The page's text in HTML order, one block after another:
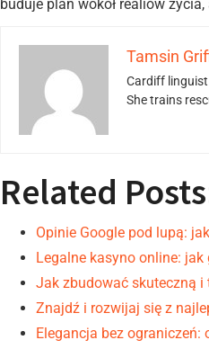
buduje plan wokół realiów
Tamsin
Cardiff
She trains
Related
Opinie Google pod lupą:
Legalne kasyno online:
Jak zbudować skuteczną
Znajdź i rozwijaj się z
Elegancja bez